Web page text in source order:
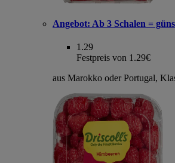
Angebot: Ab 3 Schalen =
1.29
Festpreis von 1.29€
aus Marokko oder Portugal,